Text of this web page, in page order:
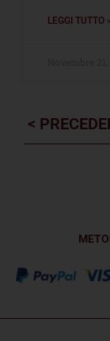
LEGGI TUTTO »
<